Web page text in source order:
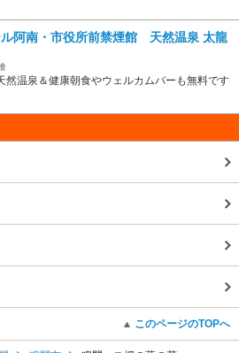
ル阿南・市役所前禁煙館 天然温泉 太龍
温泉＆健康朝食やウェルカムバーも無料です
このページのTOPへ